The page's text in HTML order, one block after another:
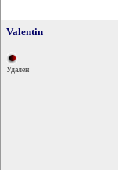
Valentin
Удален